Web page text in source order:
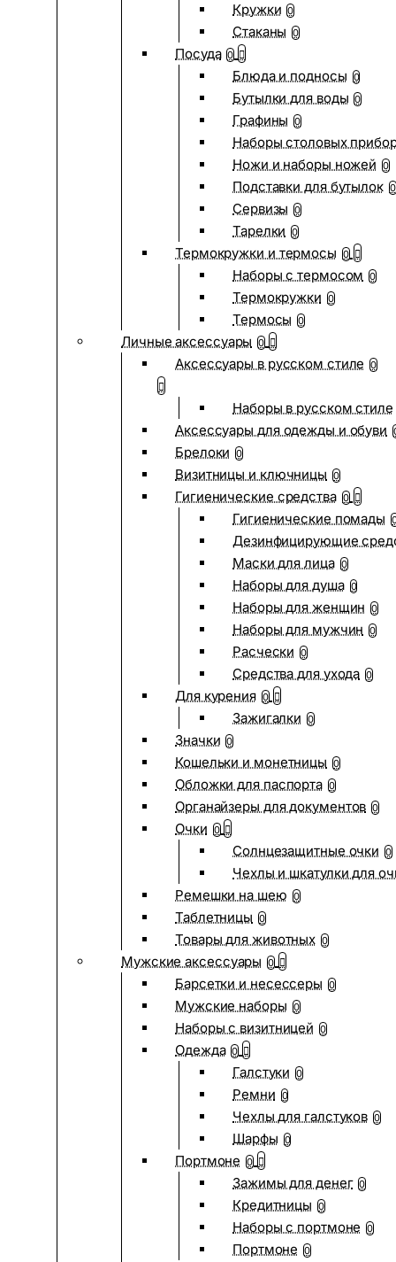
Кружки 0
Стаканы 0
Посуда 0
Блюда и подносы 0
Бутылки для воды 0
Графины 0
Наборы столовых
Ножи и наборы ножей 0
Подставки для бутылок 0
Сервизы 0
Тарелки 0
Термокружки и термосы 0
Наборы с термосом 0
Термокружки 0
Термосы 0
Личные аксессуары 0
Аксессуары в русском стиле 0
Наборы в русском стиле
Аксессуары для одежды и обуви
Брелоки 0
Визитницы и ключницы 0
Гигиенические средства 0
Гигиенические помады
Дезинфицирующие
Маски для лица 0
Наборы для душа 0
Наборы для женщин 0
Наборы для мужчин 0
Расчески 0
Средства для ухода 0
Для курения 0
Зажигалки 0
Значки 0
Кошельки и монетницы 0
Обложки для паспорта 0
Органайзеры для документов 0
Очки 0
Солнцезащитные очки 0
Чехлы и шкатулки для
Ремешки на шею 0
Таблетницы 0
Товары для животных 0
Мужские аксессуары 0
Барсетки и несессеры 0
Мужские наборы 0
Наборы с визитницей 0
Одежда 0
Галстуки 0
Ремни 0
Чехлы для галстуков 0
Шарфы 0
Портмоне 0
Зажимы для денег 0
Кредитницы 0
Наборы с портмоне 0
Портмоне 0